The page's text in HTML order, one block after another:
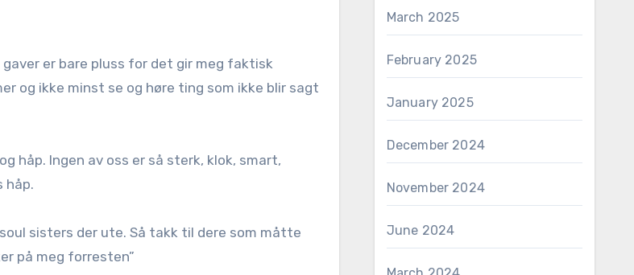
er bare pluss for det gir meg faktisk
og ikke minst se og høre ting som ikke blir sagt
håp. Ingen av oss er så sterk, klok, smart,
håp.
sisters der ute. Så takk til dere som måtte
på meg forresten”
March 2025
February 2025
January 2025
December 2024
November 2024
June 2024